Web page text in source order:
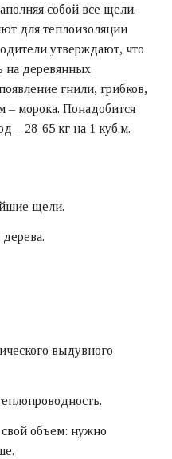
собой все щели.
для теплоизоляции
утверждают, что
на деревянных
гнили, грибков,
– морока. Понадобится
– 28-65 кг на 1 куб.м.
щели.
выдувного
свой объем: нужно